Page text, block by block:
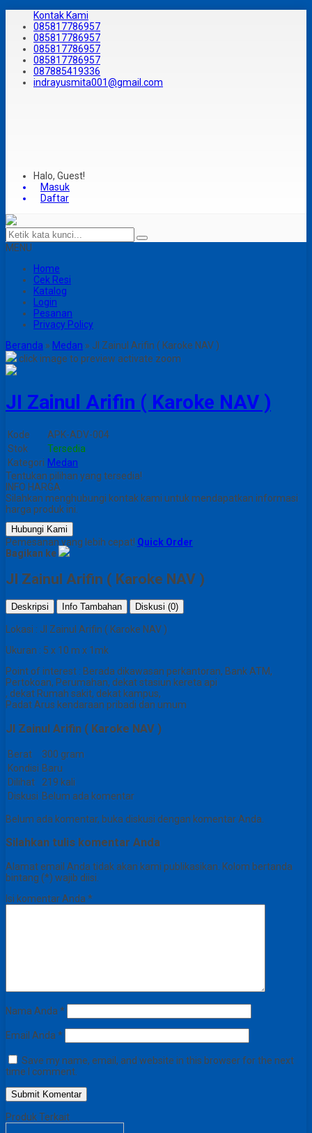
Kontak Kami
085817786957
085817786957
085817786957
085817786957
087885419336
indrayusmita001@gmail.com
Halo, Guest!
Masuk
Daftar
MENU
Home
Cek Resi
Katalog
Login
Pesanan
Privacy Policy
Beranda » Medan » JI Zainul Arifin ( Karoke NAV )
click image to preview activate zoom
JI Zainul Arifin ( Karoke NAV )
Kode
APK-ADV-004
Stok
Tersedia
Kategori Medan
Tentukan pilihan yang tersedia!
INFO HARGA
Silahkan menghubungi kontak kami untuk mendapatkan informasi
harga produk ini.
Hubungi Kami
Pemesanan yang lebih cepat! Quick Order
Bagikan ke
JI Zainul Arifin ( Karoke NAV )
Deskripsi Info Tambahan Diskusi (0)
Lokasi : JI Zainul Arifin ( Karoke NAV )
Ukuran : 5 x 10 m x 1mk
Point of interest : Berada dikawasan perkantoran, Bank ATM,
Pertokoan, Perumahan, dekat stasiun kereta api
, dekat Rumah sakit, dekat kampus,
Padat Arus kendaraan pribadi dan umum
JI Zainul Arifin ( Karoke NAV )
Berat
300 gram
Kondisi Baru
Dilihat
219 kali
Diskusi Belum ada komentar
Belum ada komentar, buka diskusi dengan komentar Anda.
Silahkan tulis komentar Anda
Alamat email Anda tidak akan kami publikasikan. Kolom bertanda
bintang (*) wajib diisi.
Isi komentar Anda *
Nama Anda *
Email Anda *
Save my name, email, and website in this browser for the next
time I comment.
Produk Terkait